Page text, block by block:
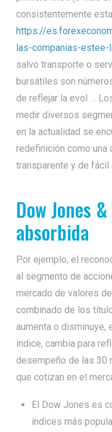
consistentemente
https://
las-companias-estee-
salvo transporte o
bursátiles son
de reflejar la evol …
medir diversos
en la actualidad se
redefinición como una
transparente y de
Dow Jones
absorbida
Por ejemplo, el
al segmento de
mercado de valores
combinado de los
aumenta o disminuye,
índice, cambia para
desempeño de las 30
que cotizan en el
El Dow Jones es
índices más